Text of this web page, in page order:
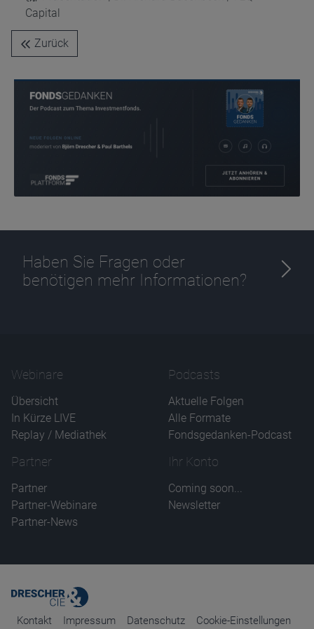
Capital
Zurück
Haben Sie Fragen oder
benötigen mehr Informationen?
Webinare
Übersicht
In Kürze LIVE
Replay / Mediathek
Podcasts
Aktuelle Folgen
Alle Formate
Fondsgedanken-Podcast
Partner
Partner
Partner-Webinare
Partner-News
Ihr Konto
Coming soon...
Newsletter
Kontakt Impressum Datenschutz Cookie-Einstellungen